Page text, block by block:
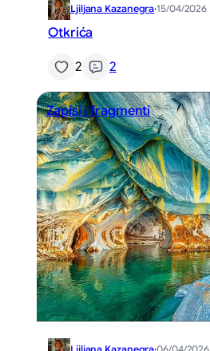
Ljiljana Kazanegra·15/04/2026
Otkrića
2 2
Zapisi i fragmenti